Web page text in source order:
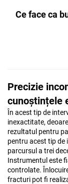
Ce face ca
Precizie
cunoștințele
În acest tip de
inexactitate,
rezultatul pentru
pentru acest tip de
parcursul a trei
Instrumentul este
controlate.
fracturi pot fi